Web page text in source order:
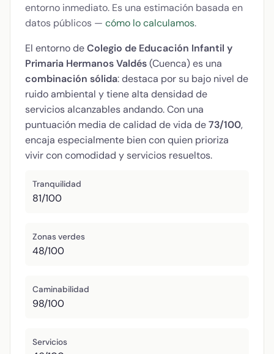
entorno inmediato. Es una estimación basada en
datos públicos — cómo lo calculamos.
El entorno deColegio de Educación Infantil y
Primaria Hermanos Valdés(Cuenca) es una
combinación sólida: destaca por su bajo nivel de
ruido ambiental y tiene alta densidad de
servicios alcanzables andando. Con una
puntuación media de calidad de vida de73/100,
encaja especialmente bien con quien prioriza
vivir con comodidad y servicios resueltos.
Tranquilidad
81/100
Zonas verdes
48/100
Caminabilidad
98/100
Servicios